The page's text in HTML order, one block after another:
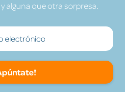
alguna que otra sorpresa.